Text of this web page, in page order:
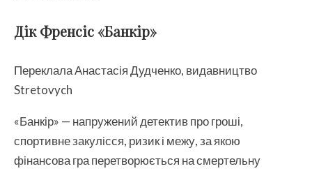
Дік Френсіс «Банкір»
Переклала Анастасія Дудченко, видавництво
Stretovych
«Банкір» — напружений детектив про гроші,
спортивне закулісся, ризик і межу, за якою
фінансова гра перетворюється на смертельну